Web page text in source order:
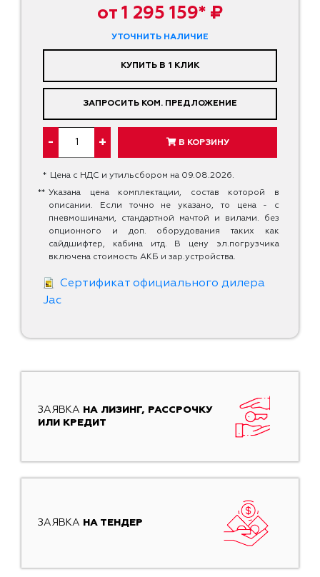
от 1 295 159* ₽
УТОЧНИТЬ НАЛИЧИЕ
КУПИТЬ В 1 КЛИК
ЗАПРОСИТЬ КОМ. ПРЕДЛОЖЕНИЕ
- + В КОРЗИНУ
* Цена с НДС и утильсбором на 09.08.2026.
** Указана цена комплектации, состав которой в
описании. Если точно не указано, то цена - с
пневмошинами, стандартной мачтой и вилами. без
опционного и доп. оборудования таких как
сайдшифтер, кабина итд. В цену эл.погрузчика
включена стоимость АКБ и зар.устройства.
Сертификат официального дилера
Jac
ЗАЯВКА НА ЛИЗИНГ, РАССРОЧКУ
ИЛИ КРЕДИТ
ЗАЯВКА НА ТЕНДЕР